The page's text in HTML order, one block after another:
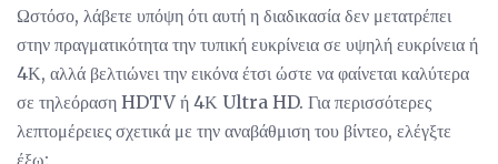
Ωστόσο, λάβετε υπόψη ότι αυτή η διαδικασία δεν μετατρέπει
στην πραγματικότητα την τυπική ευκρίνεια σε υψηλή ευκρίνεια ή
4Κ, αλλά βελτιώνει την εικόνα έτσι ώστε να φαίνεται καλύτερα
σε τηλεόραση HDTV ή 4Κ Ultra HD. Για περισσότερες
λεπτομέρειες σχετικά με την αναβάθμιση του βίντεο, ελέγξτε